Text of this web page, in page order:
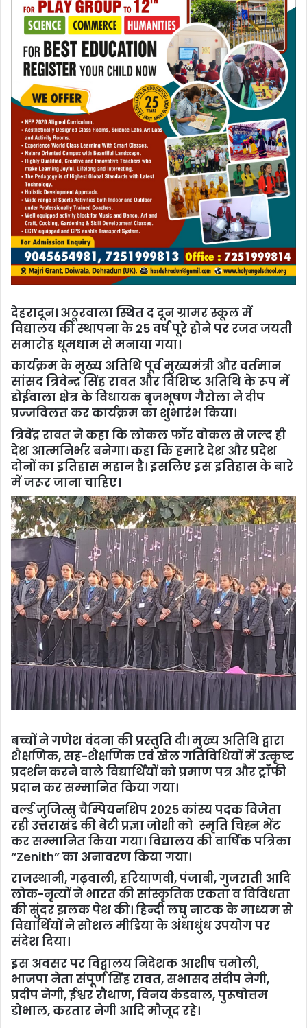
देहरादून। अठूरवाला स्थित द दून ग्रामर स्कूल में
विद्यालय की स्थापना के 25 वर्ष पूरे होने पर रजत जयती
समारोह धूमधाम से मनाया गया।
कार्यक्रम के मुख्य अतिथि पूर्व मुख्यमंत्री और वर्तमान
सांसद त्रिवेन्द्र सिंह रावत और विशिष्ट अतिथि के रूप में
डोईवाला क्षेत्र के विधायक बृजभूषण गैरोला ने दीप
प्रज्जविलत कर कार्यक्रम का शुभारंभ किया।
त्रिवेंद्र रावत ने कहा कि लोकल फॉर वोकल से जल्द ही
देश आत्मनिर्भर बनेगा। कहा कि हमारे देश और प्रदेश
दोनों का इतिहास महान है। इसलिए इस इतिहास के बारे
में जरूर जाना चाहिए।
बच्चों ने गणेश वंदना की प्रस्तुति दी। मुख्य अतिथि द्वारा
शैक्षणिक, सह-शैक्षणिक एवं खेल गतिविधियों में उत्कृष्ट
प्रदर्शन करने वाले वि‌द्यार्थियों को प्रमाण पत्र और ट्रॉफी
प्रदान कर सम्मानित किया गया।
वर्ल्ड जुजित्सु चैम्पियनशिप 2025 कांस्य पदक विजेता
रही उत्तराखंड की बेटी प्रज्ञा जोशी को स्मृति चिह्न भेंट
कर सम्मानित किया गया। वि‌द्यालय की वार्षिक पत्रिका
“Zenith” का अनावरण किया गया।
राजस्थानी, गढ़वाली, हरियाणवी, पंजाबी, गुजराती आदि
लोक-नृत्यों ने भारत की सांस्कृतिक एकता व विविधता
की सुंदर झलक पेश की। हिन्दी लघु नाटक के माध्यम से
विद्यार्थियों ने सोशल मीडिया के अंधाधुंध उपयोग पर
संदेश दिया।
इस अवसर पर विद्वालय निदेशक आशीष चमोली,
भाजपा नेता संपूर्ण सिंह रावत, सभासद संदीप नेगी,
प्रदीप नेगी, ईश्वर रौथाण, विनय कंडवाल, पुरूषोत्तम
डोभाल, करतार नेगी आदि मौजूद रहे।